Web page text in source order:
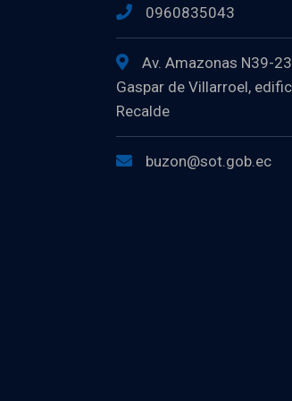
0960835043
Av. Amazonas N39-
Gaspar de Villarroel,
Recalde
buzon@sot.gob.ec